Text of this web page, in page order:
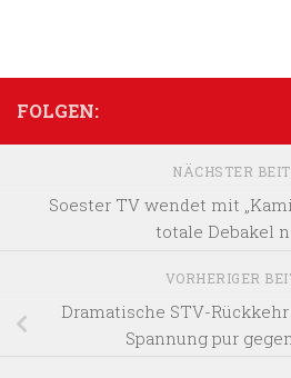
FOLGEN:
NÄCHSTER
Soester TV wendet mit
totale Debakel
VORHERIGER
Dramatische STV-
Spannung pur